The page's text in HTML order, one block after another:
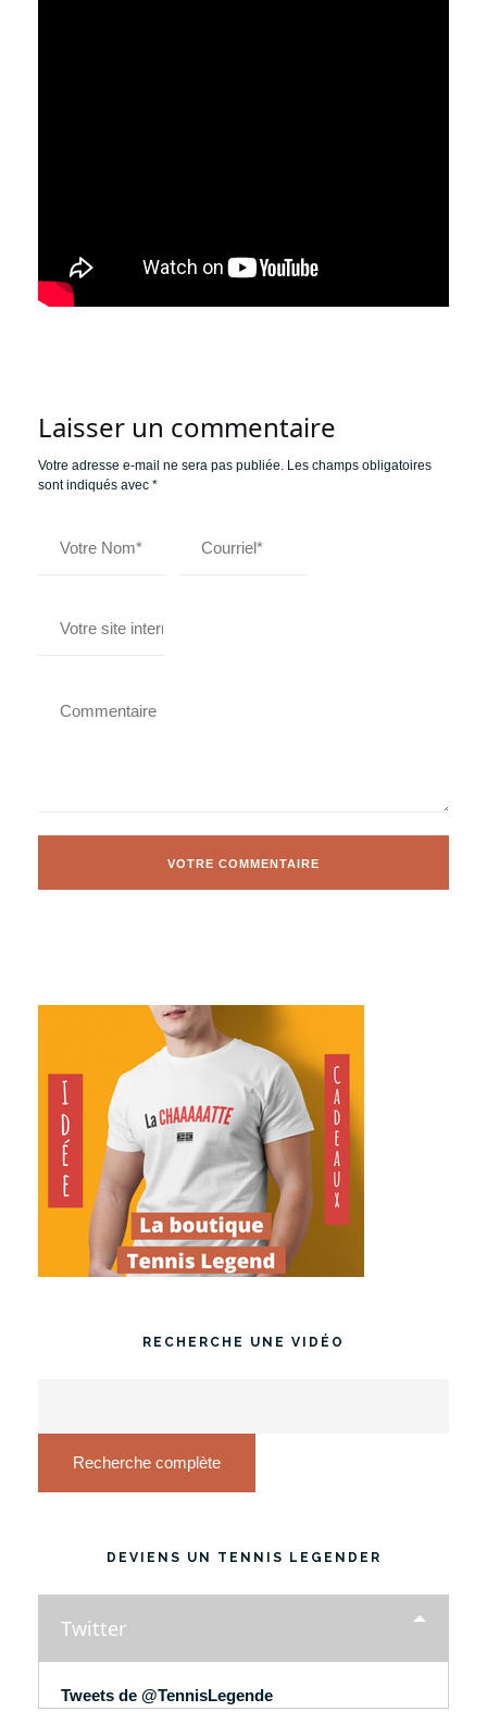
Laisser un commentaire
Votre adresse e-mail ne sera pas publiée. Les champs obligatoires
sont indiqués avec *
RECHERCHE UNE VIDÉO
Recherche complète
DEVIENS UN TENNIS LEGENDER
Twitter
Tweets de @TennisLegende